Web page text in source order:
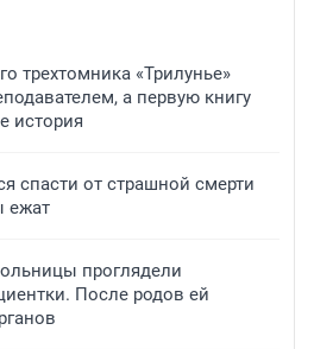
трехтомника «Трилунье»
а первую книгу
история
спасти от страшной смерти
ежат
проглядели
После родов ей